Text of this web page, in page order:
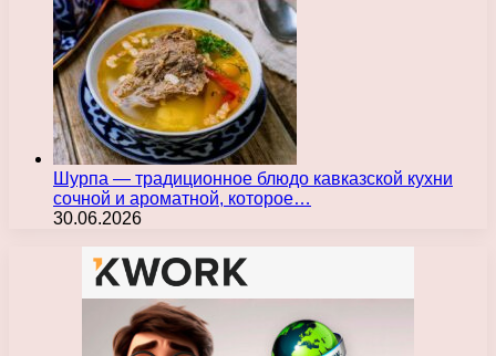
Шурпа — традиционное блюдо кавказской кухни
сочной и ароматной, которое…
30.06.2026